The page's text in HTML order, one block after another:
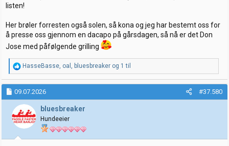
listen!
Her brøler forresten også solen, så kona og jeg har bestemt oss for
å presse oss gjennom en dacapo på gårsdagen, så nå er det Don
Jose med påfølgende grilling
R
e
a
k
s
j
o
n
e
r
HasseBasse, oal , bluesbreaker og 1 til
09.07.2026 #37.580
bluesbreaker
Hundeeier